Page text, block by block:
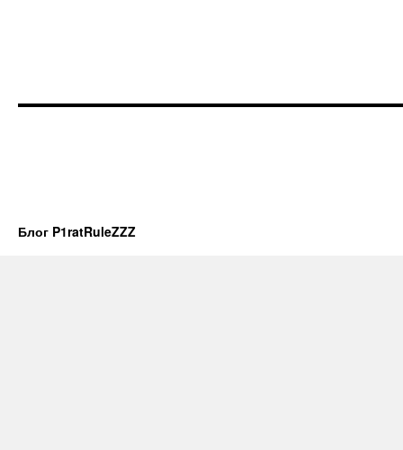
Блог P1ratRuleZZZ